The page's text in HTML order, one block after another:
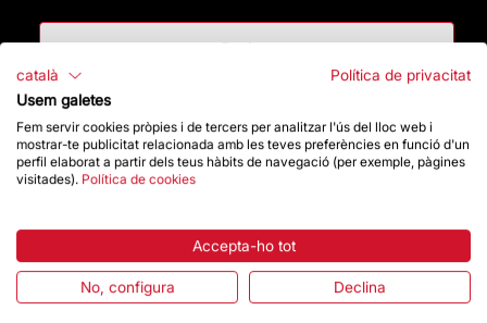
Botiga
Destacats
La Fundació
Preguntes freqüents
Atenció al Visitant
català
Política de privacitat
Usem galetes
Fem servir cookies pròpies i de tercers per analitzar l'ús del lloc web i
mostrar-te publicitat relacionada amb les teves preferències en funció d'un
perfil elaborat a partir dels teus hàbits de navegació (per exemple, pàgines
visitades). Política de cookies
Accepta-ho tot
No, configura Declina